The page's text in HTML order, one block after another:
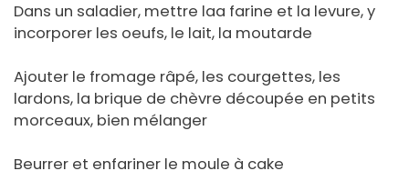
Dans un saladier, mettre laa farine et la levure, y
incorporer les oeufs, le lait, la moutarde
Ajouter le fromage râpé, les courgettes, les
lardons, la brique de chèvre découpée en petits
morceaux, bien mélanger
Beurrer et enfariner le moule à cake